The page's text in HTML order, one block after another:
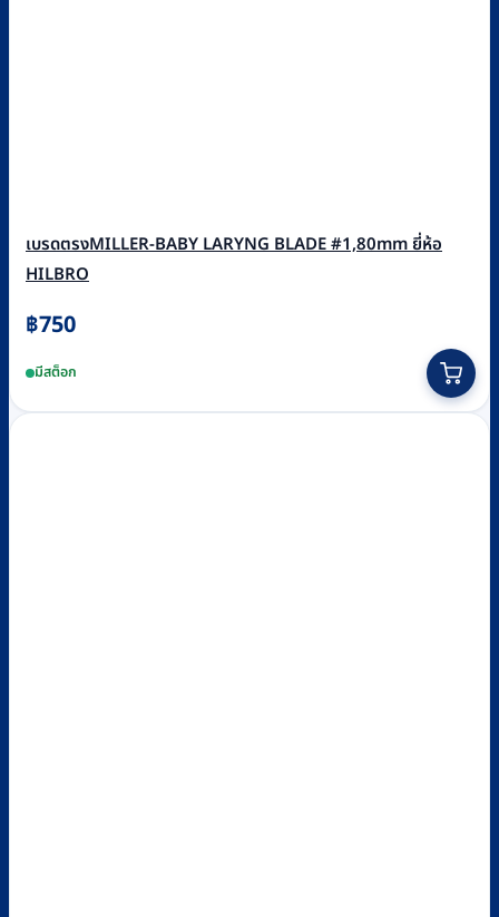
เบรดตรงMILLER-BABY LARYNG BLADE #1,80mm ยี่ห้อ
HILBRO
฿750
มีสต็อก